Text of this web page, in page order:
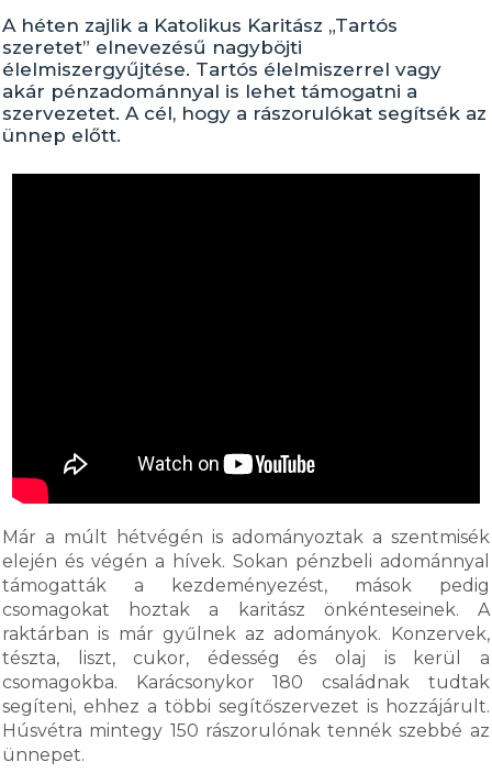
A héten zajlik a Katolikus Karitász „Tartós
szeretet” elnevezésű nagyböjti
élelmiszergyűjtése. Tartós élelmiszerrel vagy
akár pénzadománnyal is lehet támogatni a
szervezetet. A cél, hogy a rászorulókat segítsék az
ünnep előtt.
Már a múlt hétvégén is adományoztak a szentmisék
elején és végén a hívek. Sokan pénzbeli adománnyal
támogatták a kezdeményezést, mások pedig
csomagokat hoztak a karitász önkénteseinek. A
raktárban is már gyűlnek az adományok. Konzervek,
tészta, liszt, cukor, édesség és olaj is kerül a
csomagokba. Karácsonykor 180 családnak tudtak
segíteni, ehhez a többi segítőszervezet is hozzájárult.
Húsvétra mintegy 150 rászorulónak tennék szebbé az
ünnepet.